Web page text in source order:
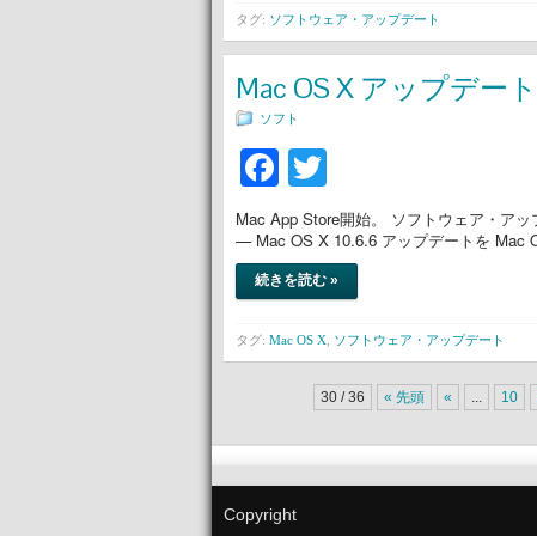
タグ: ソフトウェア・アップデート
Mac OS X アップデー
ソフト
Facebook
Mac App Store開始。 ソフトウェア・ア
— Mac OS X 10.6.6 アップデートを Mac
続きを読む »
タグ: Mac OS X ソフトウェア・アップデート
30 / 36 « 先頭 « ... 10
Copyright